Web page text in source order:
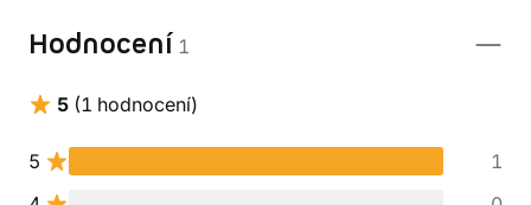
Hodnocení 1
5 (1 hodnocení)
5
1